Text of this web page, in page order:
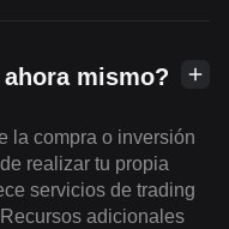
mismo?
la compra o inversión
realizar tu propia
servicios de trading
adicionales